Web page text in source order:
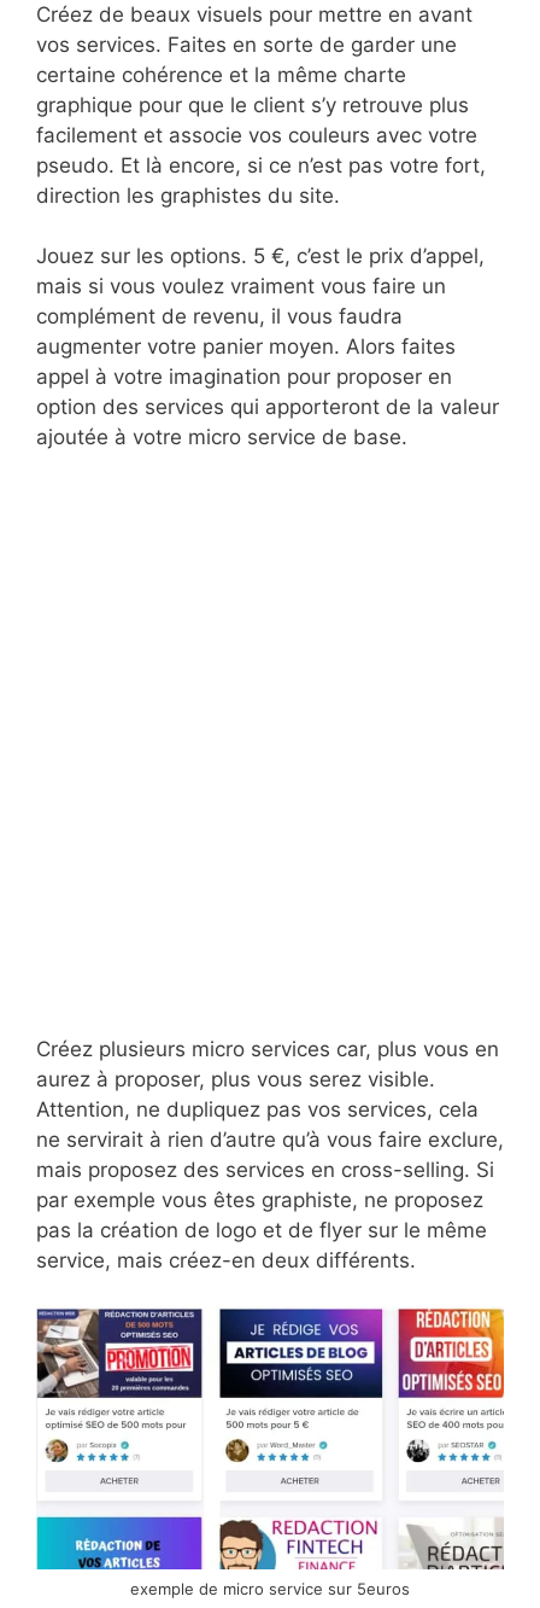
Créez de beaux visuels pour mettre en avant
vos services. Faites en sorte de garder une
certaine cohérence et la même charte
graphique pour que le client s’y retrouve plus
facilement et associe vos couleurs avec votre
pseudo. Et là encore, si ce n’est pas votre fort,
direction les graphistes du site.
Jouez sur les options. 5 €, c’est le prix d’appel,
mais si vous voulez vraiment vous faire un
complément de revenu, il vous faudra
augmenter votre panier moyen. Alors faites
appel à votre imagination pour proposer en
option des services qui apporteront de la valeur
ajoutée à votre micro service de base.
Créez plusieurs micro services car, plus vous en
aurez à proposer, plus vous serez visible.
Attention, ne dupliquez pas vos services, cela
ne servirait à rien d’autre qu’à vous faire exclure,
mais proposez des services en cross-selling. Si
par exemple vous êtes graphiste, ne proposez
pas la création de logo et de flyer sur le même
service, mais créez-en deux différents.
exemple de micro service sur 5euros